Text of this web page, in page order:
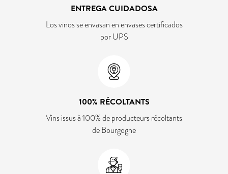
ENTREGA CUIDADOSA
Los vinos se envasan en envases certificados
por UPS
100% RÉCOLTANTS
Vins issus à 100% de producteurs récoltants
de Bourgogne